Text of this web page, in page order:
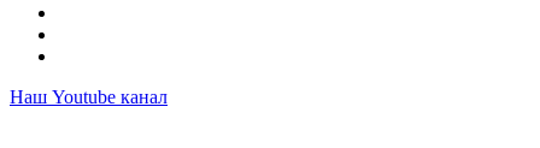
Наш Youtube канал